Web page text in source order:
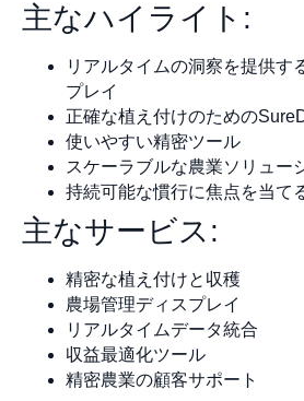
主なハイライト:
リアルタイムの洞察を提供す
プレイ
正確な植え付けのための
使いやすい精密ツール
スケーラブルな農業ソリュー
持続可能な慣行に焦点を当て
主なサービス:
精密な植え付けと収穫
農場管理ディスプレイ
リアルタイムデータ統合
収益最適化ツール
精密農業の顧客サポート